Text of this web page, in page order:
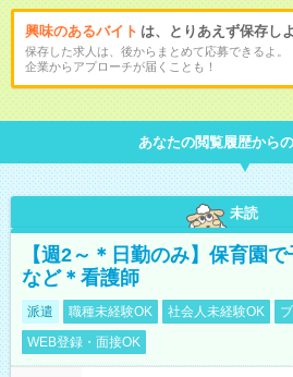
興味のあるバイト は、とりあえず保存し
保存した求人は、後からまとめて応募できるよ。
企業からアプローチが届くことも！
あなたの閲覧履歴から
未読
【週2～＊日勤のみ】保育園
など＊看護師
派遣 職種未経験OK 社会人未経験OK
WEB登録・面接OK